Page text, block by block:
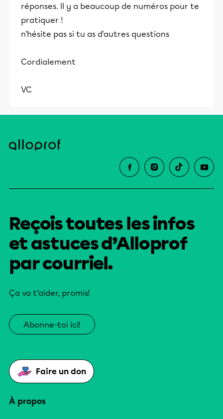
page dédiée aux Fiches d'Exercices sur les
Nombres Entiers de MathsLibres.com.
réponses. Il y a beaucoup de numéros pour te
pratiquer !
n'hésite pas si tu as d'autres questions
Cordialement
VC
Reçois toutes les infos
et astuces d’Alloprof
par courriel.
Ça va t’aider, promis!
Abonne-toi ici!
Faire un don
À propos